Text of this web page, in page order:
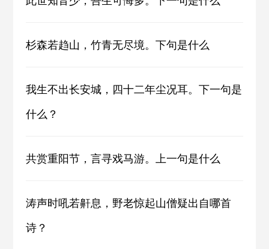
杉森若趋山，竹青无尽境。下句是什么
我生不出长安城，四十二年尘况耳。下一句是
什么？
共赏重阳节，言寻戏马游。上一句是什么
涛声时吼若鼾息，野老惊起山僧疑出自哪首
诗？